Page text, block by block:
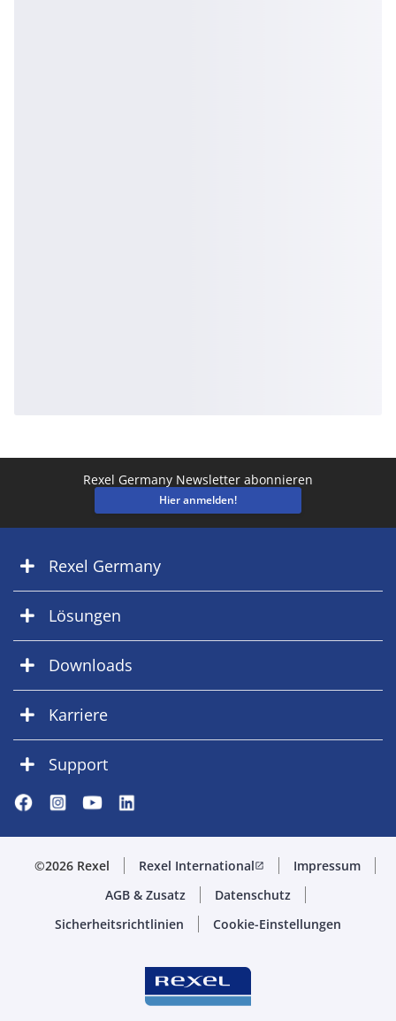
Rexel Germany Newsletter abonnieren
Hier anmelden!
Rexel Germany
Lösungen
Downloads
Karriere
Support
©2026 Rexel Rexel Internationalopen_in_new
Impressum
AGB & Zusatz
Datenschutz
Sicherheitsrichtlinien
Cookie-Einstellungen